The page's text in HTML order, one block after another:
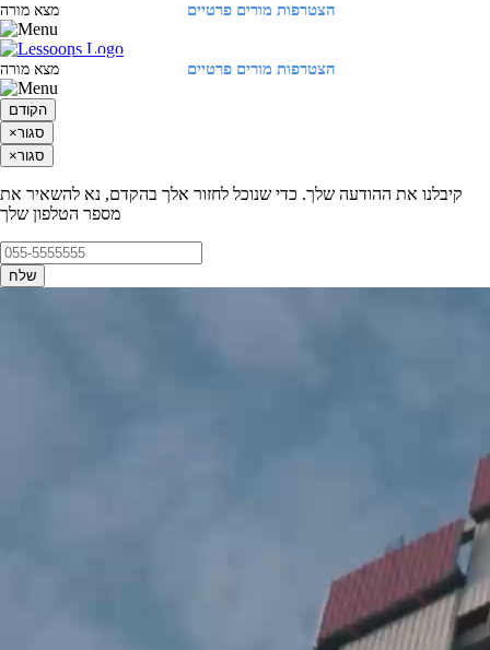
הצטרפות מורים פרטיים מצא מורה
הצטרפות מורים פרטיים מצא מורה
הקודם
×סגור
×סגור
קיבלנו את ההודעה שלך. כדי שנוכל לחזור אלך בהקדם, נא להשאיר את
מספר הטלפון שלך
שלח